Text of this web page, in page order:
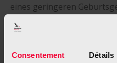
Consentement Détails
eines geringeren
Bei Säuglingen kann
Bei Kindern sind die